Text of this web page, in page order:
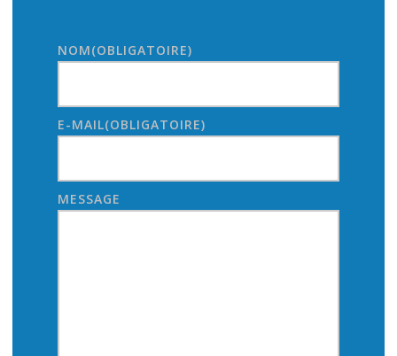
NOM(OBLIGATOIRE)
E-MAIL(OBLIGATOIRE)
MESSAGE